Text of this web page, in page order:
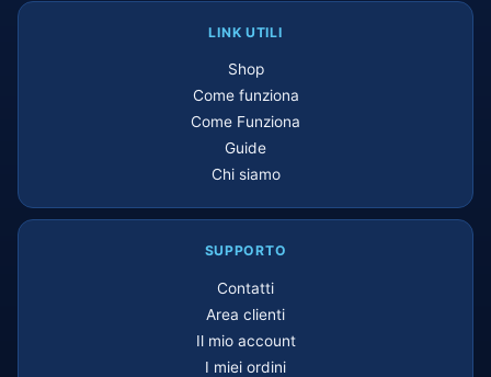
LINK UTILI
Shop
Come funziona
Come Funziona
Guide
Chi siamo
SUPPORTO
Contatti
Area clienti
Il mio account
I miei ordini